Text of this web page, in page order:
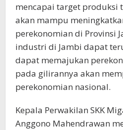
mencapai target produksi
akan mampu
perekonomian di Provinsi
industri di Jambi dapat
dapat memajukan
pada gilirannya akan
perekonomian nasional.
Kepala Perwakilan SKK
Anggono Mahendrawan